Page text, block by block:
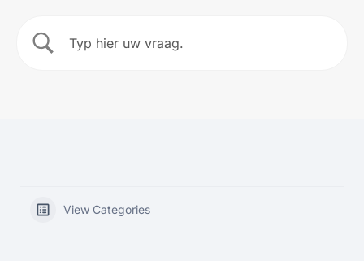
View Categories